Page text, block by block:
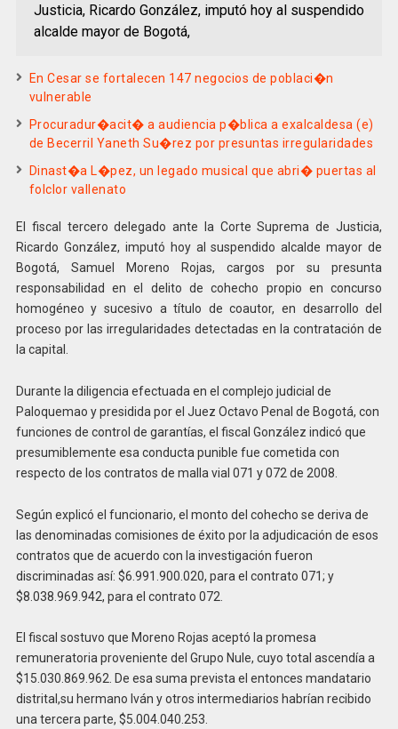
Justicia, Ricardo González, imputó hoy al suspendido
alcalde mayor de Bogotá,
En Cesar se fortalecen 147 negocios de poblaci�n
vulnerable
Procuradur�acit� a audiencia p�blica a exalcaldesa (e)
de Becerril Yaneth Su�rez por presuntas irregularidades
Dinast�a L�pez, un legado musical que abri� puertas al
folclor vallenato
El fiscal tercero delegado ante la Corte Suprema de Justicia,
Ricardo González, imputó hoy al suspendido alcalde mayor de
Bogotá, Samuel Moreno Rojas, cargos por su presunta
responsabilidad en el delito de cohecho propio en concurso
homogéneo y sucesivo a título de coautor, en desarrollo del
proceso por las irregularidades detectadas en la contratación de
la capital.
Durante la diligencia efectuada en el complejo judicial de
Paloquemao y presidida por el Juez Octavo Penal de Bogotá, con
funciones de control de garantías, el fiscal González indicó que
presumiblemente esa conducta punible fue cometida con
respecto de los contratos de malla vial 071 y 072 de 2008.
Según explicó el funcionario, el monto del cohecho se deriva de
las denominadas comisiones de éxito por la adjudicación de esos
contratos que de acuerdo con la investigación fueron
discriminadas así: $6.991.900.020, para el contrato 071; y
$8.038.969.942, para el contrato 072.
El fiscal sostuvo que Moreno Rojas aceptó la promesa
remuneratoria proveniente del Grupo Nule, cuyo total ascendía a
$15.030.869.962. De esa suma prevista el entonces mandatario
distrital,su hermano Iván y otros intermediarios habrían recibido
una tercera parte, $5.004.040.253.